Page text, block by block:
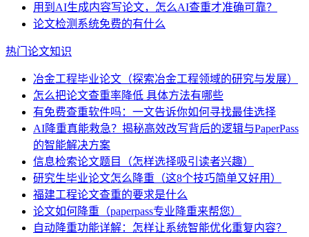
用到AI生成内容写论文，怎么AI查重才准确可靠？
论文检测系统免费的有什么
热门论文知识
冶金工程毕业论文（探索冶金工程领域的研究与发展）
怎么把论文查重率降低 具体方法有哪些
有免费查重软件吗：一文告诉你如何寻找最佳选择
AI降重真能救急？揭秘高效改写背后的逻辑与PaperPass
的智能解决方案
信息检索论文题目（怎样选择吸引读者兴趣）
研究生毕业论文怎么降重（这8个技巧简单又好用）
福建工程论文查重的要求是什么
论文如何降重（paperpass专业降重来帮您）
自动降重功能详解：怎样让系统智能优化重复内容？